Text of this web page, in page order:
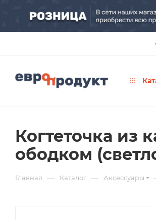
Когтеточка из
ободком
Главная — Каталог — Аксессуары